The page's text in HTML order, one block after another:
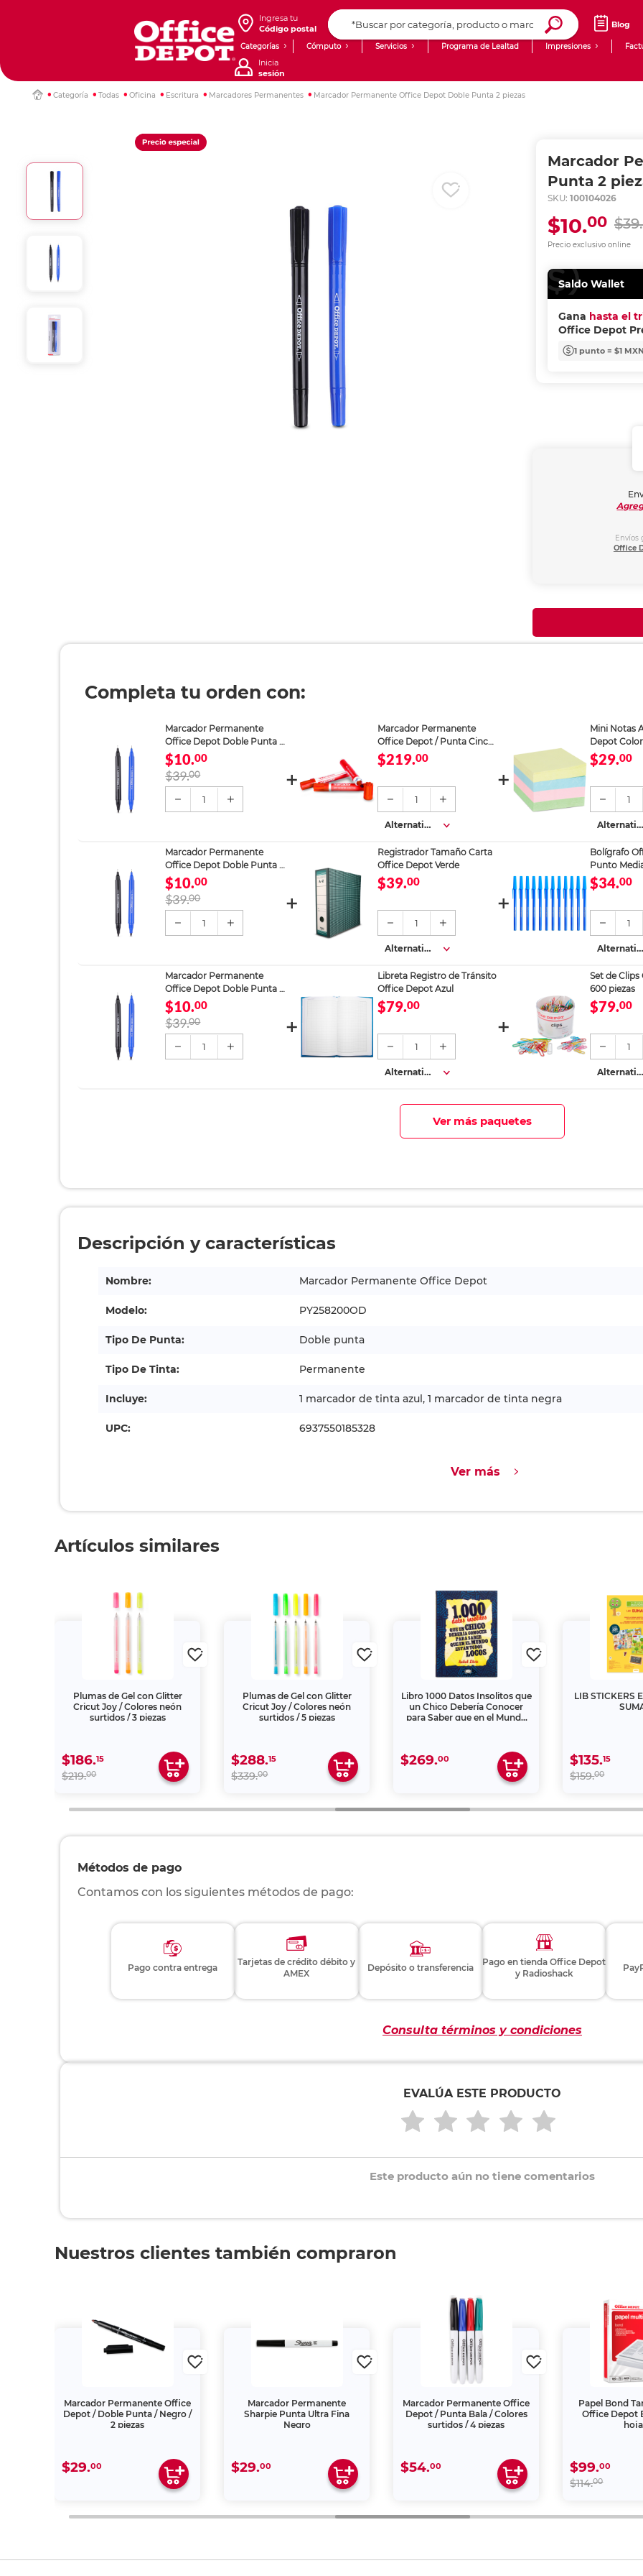
Ingresa tu
Código postal
Blog
Categorías Cómputo Servicios Programa de Lealtad Impresiones
Inicia
sesión
Categoría Todas Oficina Escritura Marcadores Permanentes Marcador Permanente Office Depot Doble Punta 2 piezas
Marcador
Punta 2
SKU: 100104026
Precio exclusivo online
$39.
$10.00
Saldo Wallet
Gana hasta el
Office Depot
1 punto = $1 MXN
Envíos
Office
Completa tu orden con:
Marcador Permanente
Office Depot Doble Punta 2
piezas
$10.00
$39.00
1
Marcador Permanente
Office Depot / Punta Cincel
/ Rojo / 12 piezas
$219.00
1
Alternativa
Mini Notas
Depot
cm
$29.00
1
Alternativa
Marcador Permanente
Office Depot Doble Punta 2
piezas
$10.00
$39.00
1
Registrador Tamaño Carta
Office Depot Verde
$39.00
1
Alternativa
Bolígrafo
Punto
12 piezas
$34.00
1
Alternativa
Marcador Permanente
Office Depot Doble Punta 2
piezas
$10.00
$39.00
1
Libreta Registro de Tránsito
Office Depot Azul
$79.00
1
Alternativa
Set de
600 piezas
$79.00
1
Alternativa
Ver más paquetes
Descripción y características
Nombre: Marcador Permanente Office Depot
Modelo: PY258200OD
Tipo De Punta: Doble punta
Tipo De Tinta: Permanente
Incluye: 1 marcador de tinta azul, 1 marcador de tinta negra
UPC: 6937550185328
Ver más
Artículos similares
Plumas de Gel con Glitter
Cricut Joy / Colores neón
surtidos / 3 piezas
$186.15
$219.00
Plumas de Gel con Glitter
Cricut Joy / Colores neón
surtidos / 5 piezas
$288.15
$339.00
Libro 1000 Datos Insolitos que
un Chico Debería Conocer
para Saber que en el Mundo
$269.00
LIB STICKERS
$135.15
$159.00
Métodos de pago
Contamos con los siguientes métodos de pago:
Pago contra entrega
Tarjetas de crédito débito y
AMEX
Depósito o transferencia
Pago en tienda Office Depot
y Radioshack
Consulta términos y condiciones
EVALÚA ESTE PRODUCTO
Este producto aún no tiene comentarios
Nuestros clientes también compraron
Marcador Permanente Office
Depot / Doble Punta / Negro /
2 piezas
$29.00
Marcador Permanente
Sharpie Punta Ultra Fina
Negro
$29.00
Marcador Permanente Office
Depot / Punta Bala / Colores
surtidos / 4 piezas
$54.00
Papel Bond
Office Depot
$99.00
$114.00